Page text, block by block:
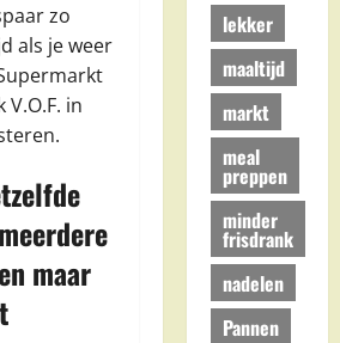
zo
als je weer
V.O.F. in
maar
lekker
maaltijd
markt
meal
preppen
minder
frisdrank
nadelen
Pannen